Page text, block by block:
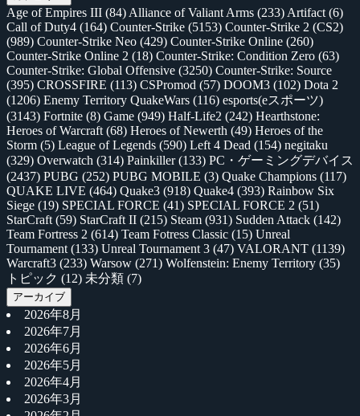
Age of Empires III (84) Alliance of Valiant Arms (233) Artifact (6)
Call of Duty4 (164) Counter-Strike (5153) Counter-Strike 2 (CS2)
(989) Counter-Strike Neo (429) Counter-Strike Online (260)
Counter-Strike Online 2 (18) Counter-Strike: Condition Zero (63)
Counter-Strike: Global Offensive (3250) Counter-Strike: Source
(395) CROSSFIRE (113) CSPromod (57) DOOM3 (102) Dota 2
(1206) Enemy Territory QuakeWars (116) esports(eスポーツ)
(3143) Fortnite (8) Game (949) Half-Life2 (242) Hearthstone:
Heroes of Warcraft (68) Heroes of Newerth (49) Heroes of the
Storm (5) League of Legends (590) Left 4 Dead (154) negitaku
(329) Overwatch (314) Painkiller(133) PC・ゲーミングデバイス
(2437) PUBG (252) PUBG MOBILE (3) Quake Champions (117)
QUAKE LIVE (464) Quake3 (918) Quake4 (393) Rainbow Six
Siege (19) SPECIAL FORCE (41) SPECIAL FORCE 2 (51)
StarCraft (59) StarCraft II (215) Steam (931) Sudden Attack (142)
Team Fortress 2 (614) Team Fotress Classic (15) Unreal
Tournament (133) Unreal Tournament 3 (47) VALORANT (1139)
Warcraft3 (233) Warsow (271) Wolfenstein: Enemy Territory (35)
トピック (12) 未分類 (7)
アーカイブ
2026年8月
2026年7月
2026年6月
2026年5月
2026年4月
2026年3月